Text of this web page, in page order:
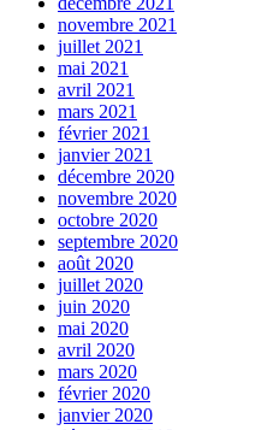
novembre 2021
juillet 2021
mai 2021
avril 2021
mars 2021
février 2021
janvier 2021
décembre 2020
novembre 2020
octobre 2020
septembre 2020
août 2020
juillet 2020
juin 2020
mai 2020
avril 2020
mars 2020
février 2020
janvier 2020